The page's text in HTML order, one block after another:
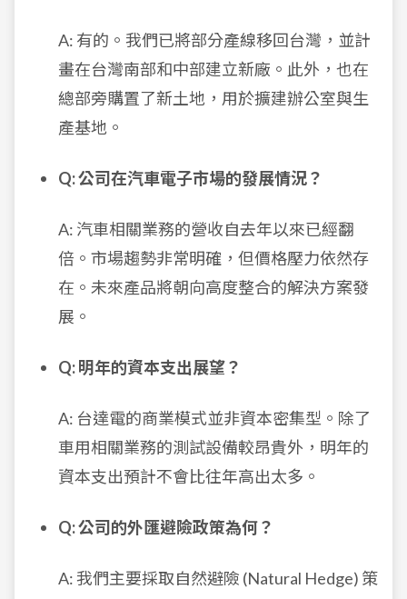
A: 有的。我們已將部分產線移回台灣，並計
畫在台灣南部和中部建立新廠。此外，也在
總部旁購置了新土地，用於擴建辦公室與生
產基地。
Q: 公司在汽車電子市場的發展情況？
A: 汽車相關業務的營收自去年以來已經翻
倍。市場趨勢非常明確，但價格壓力依然存
在。未來產品將朝向高度整合的解決方案發
展。
Q: 明年的資本支出展望？
A: 台達電的商業模式並非資本密集型。除了
車用相關業務的測試設備較昂貴外，明年的
資本支出預計不會比往年高出太多。
Q: 公司的外匯避險政策為何？
A: 我們主要採取自然避險 (Natural Hedge) 策